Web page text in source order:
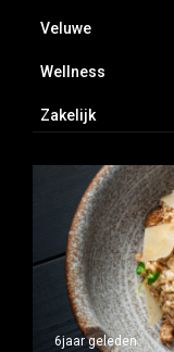
Veluwe
Wellness
Zakelijk
6jaar geleden